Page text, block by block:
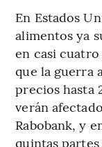
En Estados
alimentos ya
en casi
que la guerra
precios hasta
verán
Rabobank, y
quintas